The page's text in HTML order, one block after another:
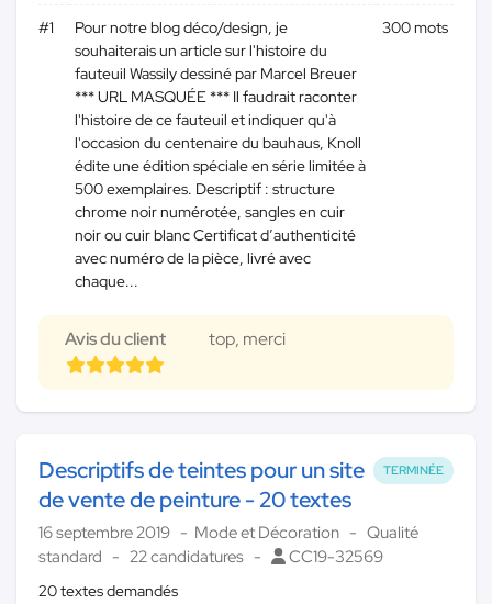
#1
Pour notre blog déco/design, je
souhaiterais un article sur l'histoire du
fauteuil Wassily dessiné par Marcel Breuer
*** URL MASQUÉE *** Il faudrait raconter
l'histoire de ce fauteuil et indiquer qu'à
l'occasion du centenaire du bauhaus, Knoll
édite une édition spéciale en série limitée à
500 exemplaires. Descriptif : structure
chrome noir numérotée, sangles en cuir
noir ou cuir blanc Certificat d’authenticité
avec numéro de la pièce, livré avec
chaque...
300 mots
Avis du client top, merci
TERMINÉE
Descriptifs de teintes pour un site
de vente de peinture - 20 textes
16 septembre 2019 Mode et Décoration
Qualité
standard
22 candidatures CC19-32569
20 textes demandés